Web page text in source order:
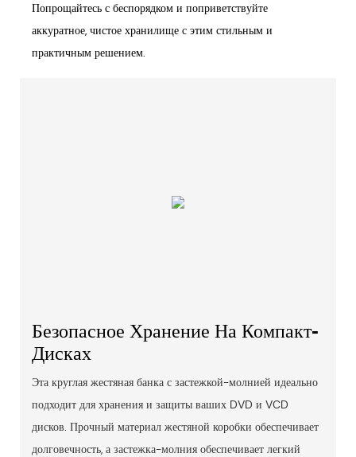
Попрощайтесь с беспорядком и поприветствуйте
аккуратное, чистое хранилище с этим стильным и
практичным решением.
Безопасное Хранение На Компакт-
Дисках
Эта круглая жестяная банка с застежкой-молнией идеально
подходит для хранения и защиты ваших DVD и VCD
дисков. Прочный материал жестяной коробки обеспечивает
долговечность, а застежка-молния обеспечивает легкий